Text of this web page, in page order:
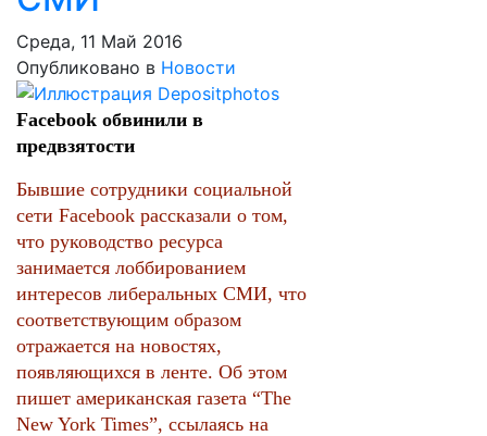
Среда, 11 Май 2016
Опубликовано в Новости
Facebook обвинили в
предвзятости
Бывшие сотрудники социальной
сети Facebook рассказали о том,
что руководство ресурса
занимается лоббированием
интересов либеральных СМИ, что
соответствующим образом
отражается на новостях,
появляющихся в ленте. Об этом
пишет американская газета “The
New York Times”, ссылаясь на